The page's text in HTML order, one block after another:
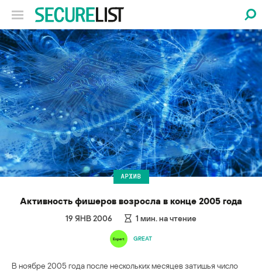
АРХИВ
Активность фишеров возросла в конце 2005 года
19 ЯНВ 2006 1 мин. на чтение
GREAT
В ноябре 2005 года после нескольких месяцев затишья число